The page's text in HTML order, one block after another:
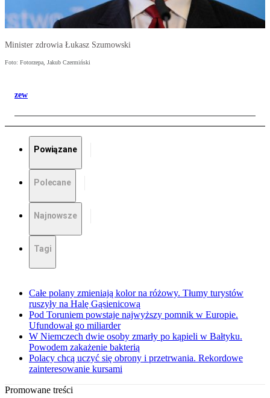
Minister zdrowia Łukasz Szumowski
Foto: Fotorzepa, Jakub Czermiński
zew
Powiązane
Polecane
Najnowsze
Tagi
Całe polany zmieniają kolor na różowy. Tłumy turystów
ruszyły na Halę Gąsienicową
Pod Toruniem powstaje najwyższy pomnik w Europie.
Ufundował go miliarder
W Niemczech dwie osoby zmarły po kąpieli w Bałtyku.
Powodem zakażenie bakterią
Polacy chcą uczyć się obrony i przetrwania. Rekordowe
zainteresowanie kursami
Promowane treści